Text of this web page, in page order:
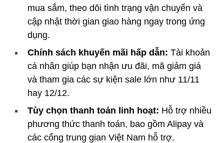
mua sắm, theo dõi tình trạng vận chuyển và
cập nhật thời gian giao hàng ngay trong ứng
dụng.
Chính sách khuyến mãi hấp dẫn: Tài khoản
cá nhân giúp bạn nhận ưu đãi, mã giảm giá
và tham gia các sự kiện sale lớn như 11/11
hay 12/12.
Tùy chọn thanh toán linh hoạt: Hỗ trợ nhiều
phương thức thanh toán, bao gồm Alipay và
các cổng trung gian Việt Nam hỗ trợ.